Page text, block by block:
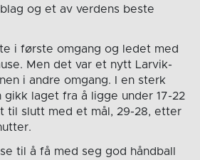
og et av verdens beste
i første omgang og ledet med
Men det var et nytt Larvik-
i andre omgang. I en sterk
gikk laget fra å ligge under 17-22
til slutt med et mål, 29-28, etter
til å få med seg god håndball